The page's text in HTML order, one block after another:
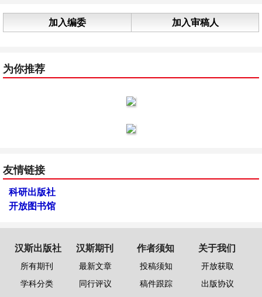
加入编委 加入审稿人
为你推荐
友情链接
科研出版社
开放图书馆
汉斯出版社
所有期刊
学科分类
汉斯期刊
最新文章
同行评议
作者须知
投稿须知
稿件跟踪
关于我们
开放获取
出版协议